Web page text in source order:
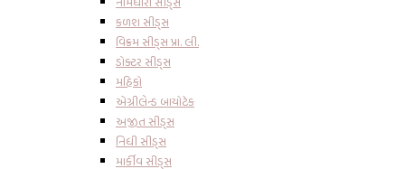
કળશ સીડ્સ
વિક્રમ સીડ્સ પ્રા. લી.
ડોક્ટર સીડ્સ
મહિકો
એગ્રીલેન્ડ બાયોટેક
અજીત સીડ્સ
નિધી સીડ્સ
માર્કીવ સીડ્સ